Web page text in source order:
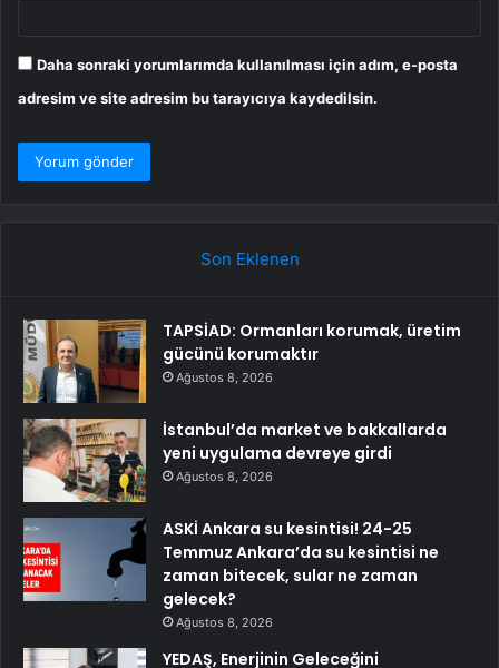
Daha sonraki yorumlarımda kullanılması için adım, e-posta
adresim ve site adresim bu tarayıcıya kaydedilsin.
Son Eklenen
TAPSİAD: Ormanları korumak, üretim
gücünü korumaktır
Ağustos 8, 2026
İstanbul’da market ve bakkallarda
yeni uygulama devreye girdi
Ağustos 8, 2026
ASKİ Ankara su kesintisi! 24-25
Temmuz Ankara’da su kesintisi ne
zaman bitecek, sular ne zaman
gelecek?
Ağustos 8, 2026
YEDAŞ, Enerjinin Geleceğini